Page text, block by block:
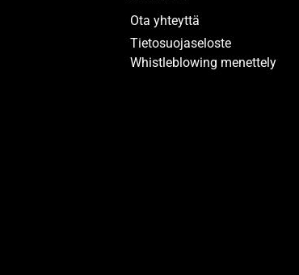
Ota yhteyttä
Tietosuojaseloste
Whistleblowing menettely